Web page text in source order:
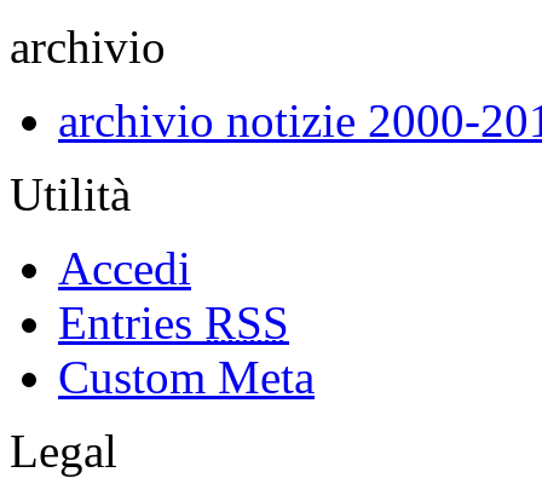
archivio
archivio notizie 2000-
Utilità
Accedi
Entries RSS
Custom Meta
Legal